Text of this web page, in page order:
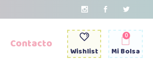
Contacto Wishlist Mi Bolsa
0